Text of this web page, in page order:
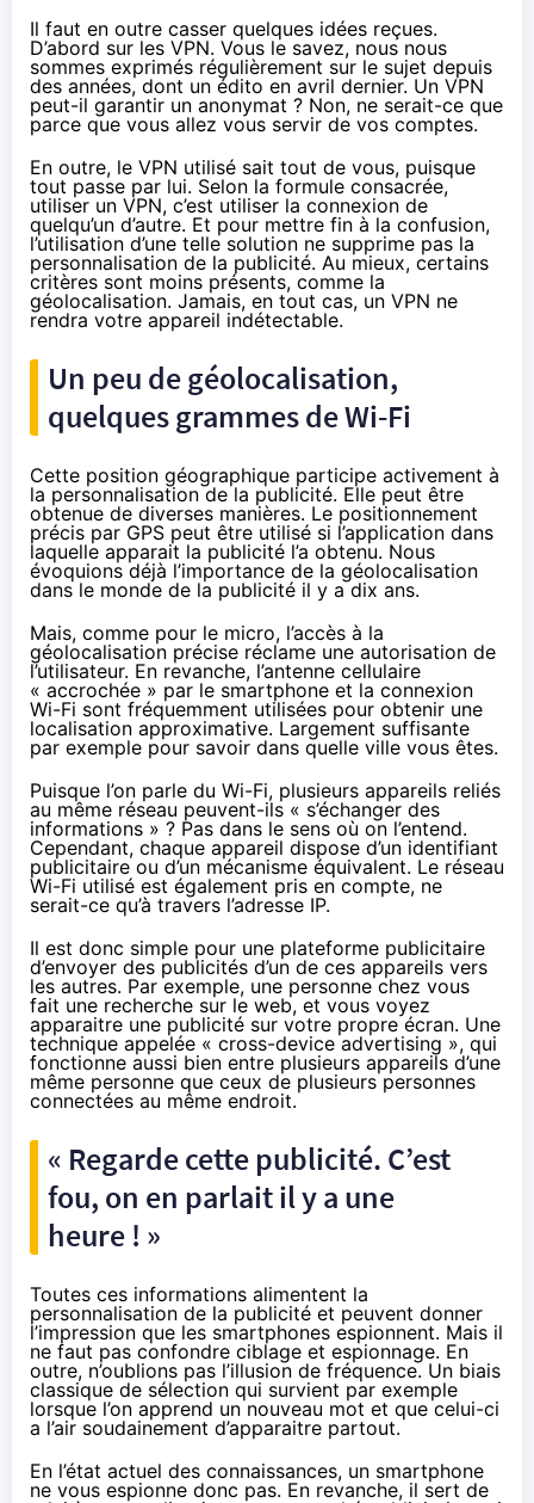
Il faut en outre casser quelques idées reçues.
D’abord sur les VPN. Vous le savez, nous nous
sommes exprimés régulièrement sur le sujet depuis
des années, dont un édito en avril dernier. Un VPN
peut-il garantir un anonymat ? Non, ne serait-ce que
parce que vous allez vous servir de vos comptes.
En outre, le VPN utilisé sait tout de vous, puisque
tout passe par lui. Selon la formule consacrée,
utiliser un VPN, c’est utiliser la connexion de
quelqu’un d’autre. Et pour mettre fin à la confusion,
l’utilisation d’une telle solution ne supprime pas la
personnalisation de la publicité. Au mieux, certains
critères sont moins présents, comme la
géolocalisation. Jamais, en tout cas, un VPN ne
rendra votre appareil indétectable.
Un peu de géolocalisation,
quelques grammes de Wi-Fi
Cette position géographique participe activement à
la personnalisation de la publicité. Elle peut être
obtenue de diverses manières. Le positionnement
précis par GPS peut être utilisé si l’application dans
laquelle apparait la publicité l’a obtenu. Nous
évoquions déjà l’importance de la géolocalisation
dans le monde de la publicité il y a dix ans.
Mais, comme pour le micro, l’accès à la
géolocalisation précise réclame une autorisation de
l’utilisateur. En revanche, l’antenne cellulaire
« accrochée » par le smartphone et la connexion
Wi-Fi sont fréquemment utilisées pour obtenir une
localisation approximative. Largement suffisante
par exemple pour savoir dans quelle ville vous êtes.
Puisque l’on parle du Wi-Fi, plusieurs appareils reliés
au même réseau peuvent-ils « s’échanger des
informations » ? Pas dans le sens où on l’entend.
Cependant, chaque appareil dispose d’un identifiant
publicitaire ou d’un mécanisme équivalent. Le réseau
Wi-Fi utilisé est également pris en compte, ne
serait-ce qu’à travers l’adresse IP.
Il est donc simple pour une plateforme publicitaire
d’envoyer des publicités d’un de ces appareils vers
les autres. Par exemple, une personne chez vous
fait une recherche sur le web, et vous voyez
apparaitre une publicité sur votre propre écran. Une
technique appelée « cross-device advertising », qui
fonctionne aussi bien entre plusieurs appareils d’une
même personne que ceux de plusieurs personnes
connectées au même endroit.
« Regarde cette publicité. C’est
fou, on en parlait il y a une
heure ! »
Toutes ces informations alimentent la
personnalisation de la publicité et peuvent donner
l’impression que les smartphones espionnent. Mais il
ne faut pas confondre ciblage et espionnage. En
outre, n’oublions pas l’illusion de fréquence. Un biais
classique de sélection qui survient par exemple
lorsque l’on apprend un nouveau mot et que celui-ci
a l’air soudainement d’apparaitre partout.
En l’état actuel des connaissances, un smartphone
ne vous espionne donc pas. En revanche, il sert de